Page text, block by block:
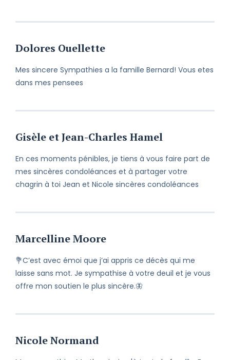
Dolores Ouellette
Mes sincere Sympathies a la famille Bernard! Vous etes
dans mes pensees
Gisèle et Jean-Charles Hamel
En ces moments pénibles, je tiens à vous faire part de
mes sincères condoléances et à partager votre
chagrin à toi Jean et Nicole sincères condoléances
Marcelline Moore
💐C’est avec émoi que j’ai appris ce décès qui me
laisse sans mot. Je sympathise à votre deuil et je vous
offre mon soutien le plus sincère.🦋
Nicole Normand